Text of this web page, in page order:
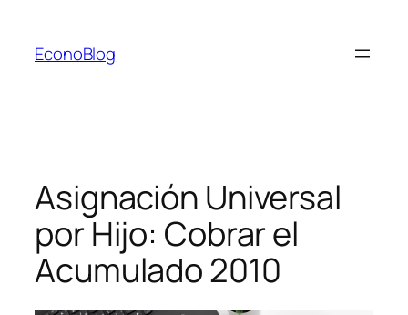
contenido
EconoBlog
Asignación Universal
por Hijo: Cobrar el
Acumulado 2010